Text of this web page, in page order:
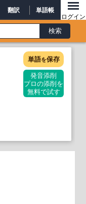
翻訳 単語帳
ログイン
単語を保存
発音添削
プロの添削を
無料で試す